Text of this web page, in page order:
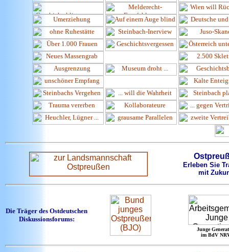
Erleben Sie
mit
Die Träger des Ostdeutschen
Diskussionsforums:
Junge
im BdV